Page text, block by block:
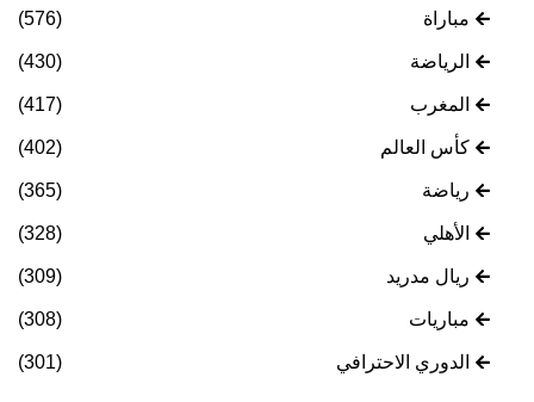
مباراة (576)
الرياضة (430)
المغرب (417)
كأس العالم (402)
رياضة (365)
الأهلي (328)
ريال مدريد (309)
مباريات (308)
الدوري الاحترافي (301)